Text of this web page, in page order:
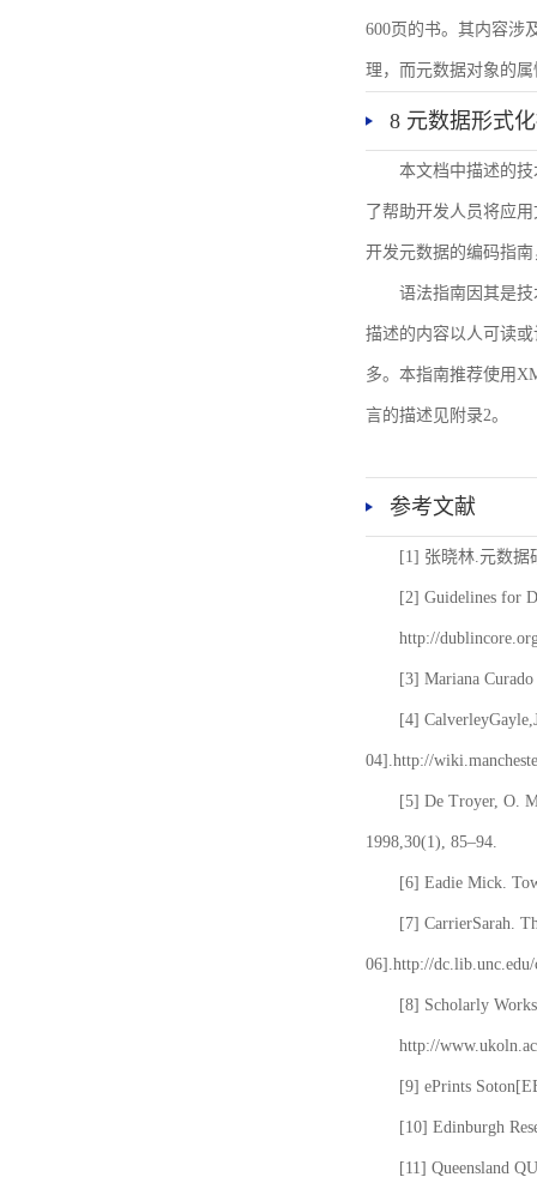
600页的书。其内容涉
理，而元数据对象的
8 元数据形式
本文档中描述的
了帮助开发人员将应
开发元数据的编码指
语法指南因其是
描述的内容以人可读
多。本指南推荐使用
言的描述见附录2。
参考文献
[1] 张晓林.元数据
[2] Guidelines for
http://
[3] Mariana
[4]
04].http://
[5] De Troyer, O.
1998,30(1), 85–94.
[6] Eadie Mick.
[7] CarrierSarah.
06].http://
[8] Scholarly
http://
[9] ePrints
[10] Edinburgh
[11] Queensland